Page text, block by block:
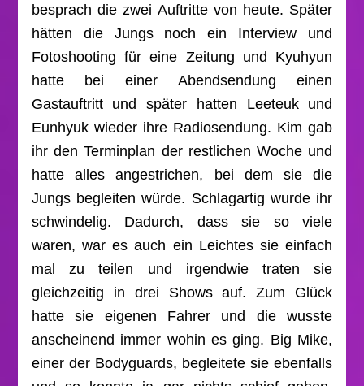
besprach die zwei Auftritte von heute. Später
hätten die Jungs noch ein Interview und
Fotoshooting für eine Zeitung und Kyuhyun
hatte bei einer Abendsendung einen
Gastauftritt und später hatten Leeteuk und
Eunhyuk wieder ihre Radiosendung. Kim gab
ihr den Terminplan der restlichen Woche und
hatte alles angestrichen, bei dem sie die
Jungs begleiten würde. Schlagartig wurde ihr
schwindelig. Dadurch, dass sie so viele
waren, war es auch ein Leichtes sie einfach
mal zu teilen und irgendwie traten sie
gleichzeitig in drei Shows auf. Zum Glück
hatte sie eigenen Fahrer und die wusste
anscheinend immer wohin es ging. Big Mike,
einer der Bodyguards, begleitete sie ebenfalls